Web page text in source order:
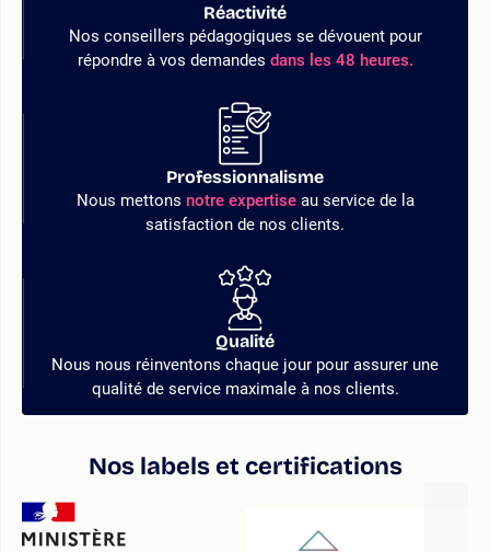
Réactivité
Nos conseillers pédagogiques se dévouent pour
répondre à vos demandes dans les 48 heures.
Professionnalisme
Nous mettons notre expertiseau service de la
satisfaction de nos clients.
Qualité
Nous nous réinventons chaque jour pour assurer une
qualité de service maximale à nos clients.
Nos labels et certifications